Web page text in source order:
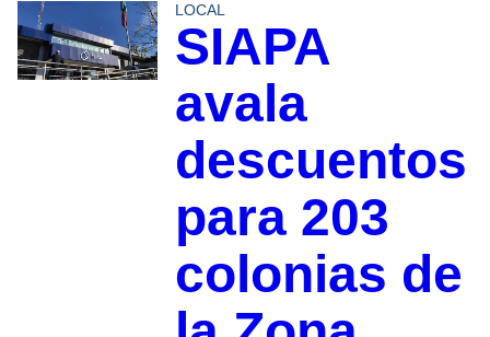
LOCAL
SIAPA
avala
descuentos
para 203
colonias de